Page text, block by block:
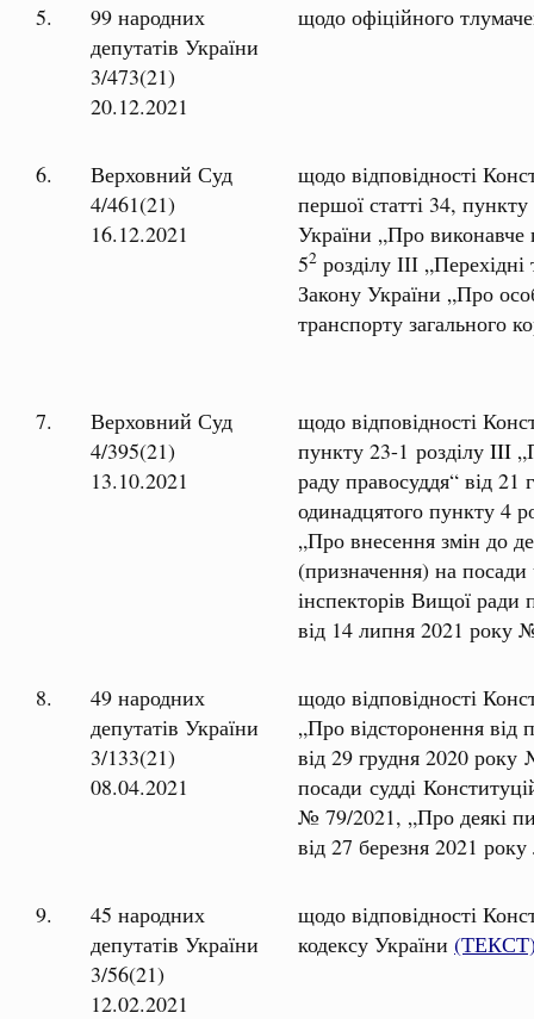
5.
99 народних
депутатів України
3/473(21)
20.12.2021
щодо офіційного
6.
Верховний Суд
4/461(21)
16.12.2021
щодо відповідності
першої статті 34,
України „Про
52 розділу ІІІ
Закону України „Про
транспорту загального
7.
Верховний Суд
4/395(21)
13.10.2021
щодо відповідності
пункту 23-1 розділу III
раду правосуддя“ від
одинадцятого пункту 4
„Про внесення змін до
(призначення) на посади
інспекторів Вищої ради
від 14 липня 2021 року
8.
49 народних
депутатів України
3/133(21)
08.04.2021
щодо відповідності
„Про відсторонення від
від 29 грудня 2020
посади судді
№ 79/2021, „Про деякі
від 27 березня 2021
9.
45 народних
депутатів України
3/56(21)
12.02.2021
щодо відповідності
кодексу України